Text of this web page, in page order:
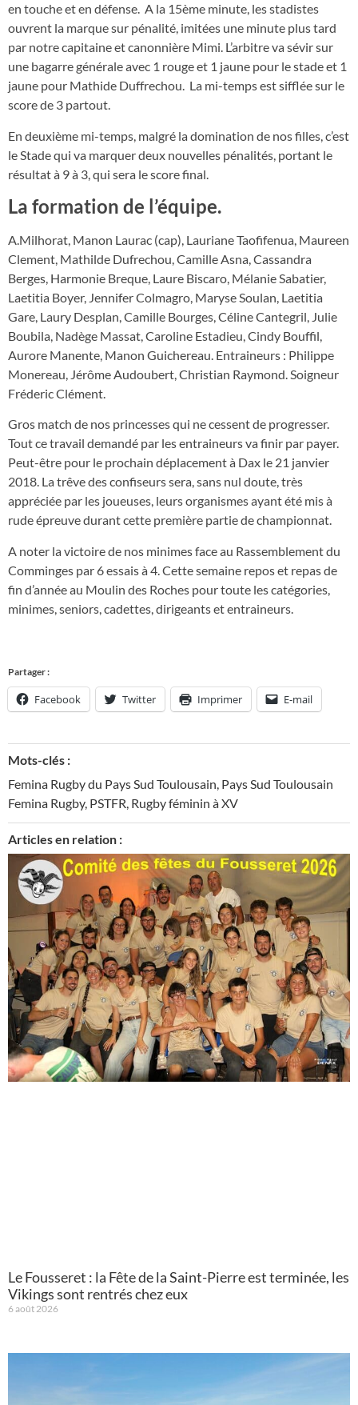
en touche et en défense. A la 15ème minute, les stadistes
ouvrent la marque sur pénalité, imitées une minute plus tard
par notre capitaine et canonnière Mimi. L’arbitre va sévir sur
une bagarre générale avec 1 rouge et 1 jaune pour le stade et 1
jaune pour Mathide Duffrechou. La mi-temps est sifflée sur le
score de 3 partout.
En deuxième mi-temps, malgré la domination de nos filles, c’est
le Stade qui va marquer deux nouvelles pénalités, portant le
résultat à 9 à 3, qui sera le score final.
La formation de l’équipe.
A.Milhorat, Manon Laurac (cap), Lauriane Taofifenua, Maureen
Clement, Mathilde Dufrechou, Camille Asna, Cassandra
Berges, Harmonie Breque, Laure Biscaro, Mélanie Sabatier,
Laetitia Boyer, Jennifer Colmagro, Maryse Soulan, Laetitia
Gare, Laury Desplan, Camille Bourges, Céline Cantegril, Julie
Boubila, Nadège Massat, Caroline Estadieu, Cindy Bouffil,
Aurore Manente, Manon Guichereau. Entraineurs : Philippe
Monereau, Jérôme Audoubert, Christian Raymond. Soigneur
Fréderic Clément.
Gros match de nos princesses qui ne cessent de progresser.
Tout ce travail demandé par les entraineurs va finir par payer.
Peut-être pour le prochain déplacement à Dax le 21 janvier
2018. La trêve des confiseurs sera, sans nul doute, très
appréciée par les joueuses, leurs organismes ayant été mis à
rude épreuve durant cette première partie de championnat.
A noter la victoire de nos minimes face au Rassemblement du
Comminges par 6 essais à 4. Cette semaine repos et repas de
fin d’année au Moulin des Roches pour toute les catégories,
minimes, seniors, cadettes, dirigeants et entraineurs.
Partager :
Facebook Twitter Imprimer E-mail
Mots-clés :
Femina Rugby du Pays Sud Toulousain Pays Sud Toulousain
Femina Rugby, PSTFR Rugby féminin à XV
Articles en relation :
Le Fousseret : la Fête de la Saint-Pierre est terminée, les
Vikings sont rentrés chez eux
6 août 2026